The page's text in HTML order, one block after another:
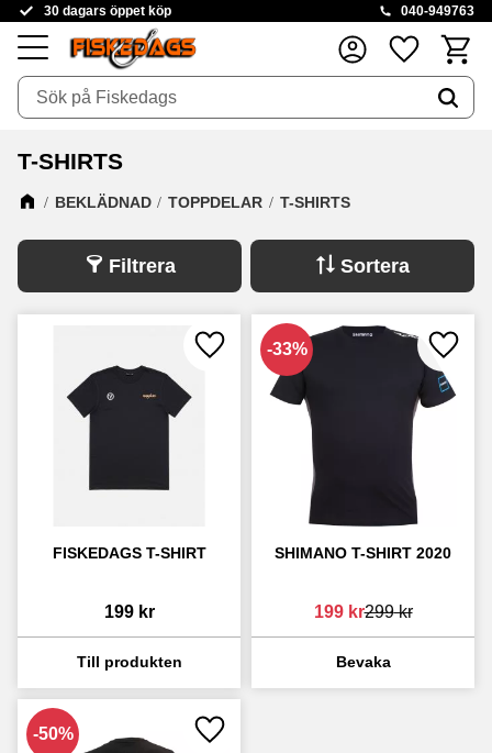
Meny
30 dagars öppet köp 040-949763
Favoriter
T-SHIRTS
BEKLÄDNAD TOPPDELAR T-SHIRTS
Filtrera Sortera
FISKEDAGS T-SHIRT
199kr
Lägg till i favoriter
SHIMANO T-SHIRT 2020
199kr299kr
33% Lägg
50% Lägg till i favoriter